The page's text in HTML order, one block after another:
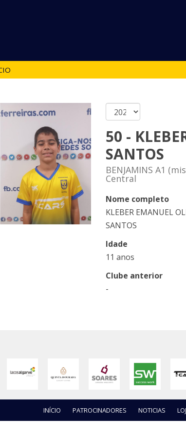
50 -
SANTOS
BENJAMINS A1
Central
Nome completo
KLEBER EMANUEL
SANTOS
Idade
11 anos
Clube anterior
-
INÍCIO PATROCINADORES NOTICIAS